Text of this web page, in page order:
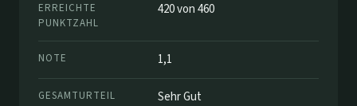
ERREICHTE
PUNKTZAHL
420 von 460
NOTE 1,1
GESAMTURTEIL Sehr Gut